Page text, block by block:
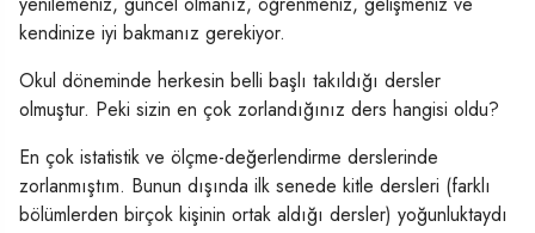
kendinize iyi bakmanız gerekiyor.
Okul döneminde herkesin belli başlı takıldığı dersler
olmuştur. Peki sizin en çok zorlandığınız ders hangisi oldu?
En çok istatistik ve ölçme-değerlendirme derslerinde
zorlanmıştım. Bunun dışında ilk senede kitle dersleri (farklı
bölümlerden birçok kişinin ortak aldığı dersler) yoğunluktaydı